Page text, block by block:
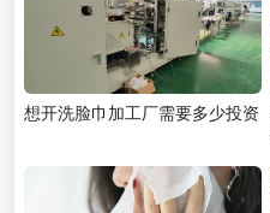
想开洗脸巾加工厂需要多少投资